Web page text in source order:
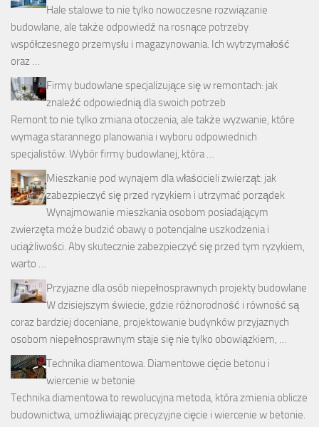
Hale stalowe to nie tylko nowoczesne rozwiązanie
budowlane, ale także odpowiedź na rosnące potrzeby
współczesnego przemysłu i magazynowania. Ich wytrzymałość
oraz …
Firmy budowlane specjalizujące się w remontach: jak
znaleźć odpowiednią dla swoich potrzeb
Remont to nie tylko zmiana otoczenia, ale także wyzwanie, które
wymaga starannego planowania i wyboru odpowiednich
specjalistów. Wybór firmy budowlanej, która …
Mieszkanie pod wynajem dla właścicieli zwierząt: jak
zabezpieczyć się przed ryzykiem i utrzymać porządek
Wynajmowanie mieszkania osobom posiadającym
zwierzęta może budzić obawy o potencjalne uszkodzenia i
uciążliwości. Aby skutecznie zabezpieczyć się przed tym ryzykiem,
warto …
Przyjazne dla osób niepełnosprawnych projekty budowlane
W dzisiejszym świecie, gdzie różnorodność i równość są
coraz bardziej doceniane, projektowanie budynków przyjaznych
osobom niepełnosprawnym staje się nie tylko obowiązkiem, …
Technika diamentowa. Diamentowe cięcie betonu i
wiercenie w betonie
Technika diamentowa to rewolucyjna metoda, która zmienia oblicze
budownictwa, umożliwiając precyzyjne cięcie i wiercenie w betonie.